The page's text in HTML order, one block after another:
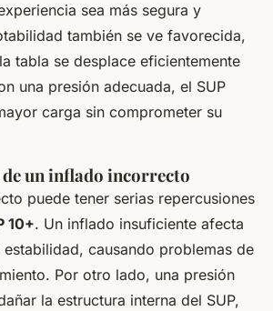
sea más segura y
también se ve favorecida,
tabla se desplace eficientemente
una presión adecuada, el SUP
carga sin comprometer su
de un inflado incorrecto
puede tener serias repercusiones
10+. Un inflado insuficiente afecta
estabilidad, causando problemas de
Por otro lado, una presión
la estructura interna del SUP,